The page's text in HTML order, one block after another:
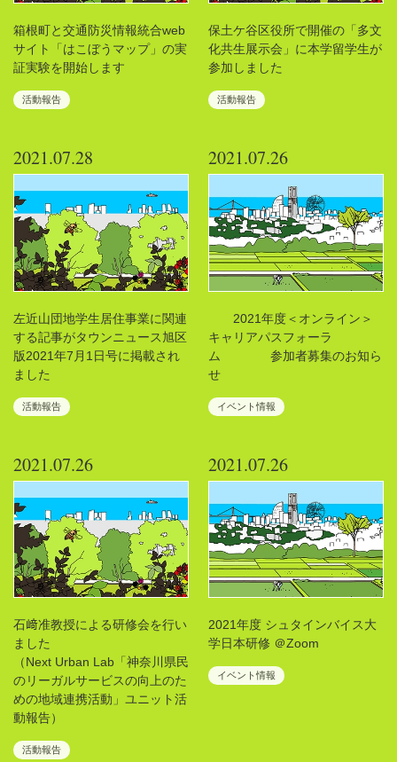
箱根町と交通防災情報統合web
サイト「はこぼうマップ」の実
証実験を開始します
活動報告
保土ケ谷区役所で開催の「多文
化共生展示会」に本学留学生が
参加しました
活動報告
2021.07.28
左近山団地学生居住事業に関連
する記事がタウンニュース旭区
版2021年7月1日号に掲載され
ました
活動報告
2021.07.26
2021年度＜オンライン＞
キャリアパスフォーラ
ム 参加者募集のお知ら
せ
イベント情報
2021.07.26
石﨑准教授による研修会を行い
ました
（Next Urban Lab「神奈川県民
のリーガルサービスの向上のた
めの地域連携活動」ユニット活
動報告）
活動報告
2021.07.26
2021年度 シュタインバイス大
学日本研修 ＠Zoom
イベント情報